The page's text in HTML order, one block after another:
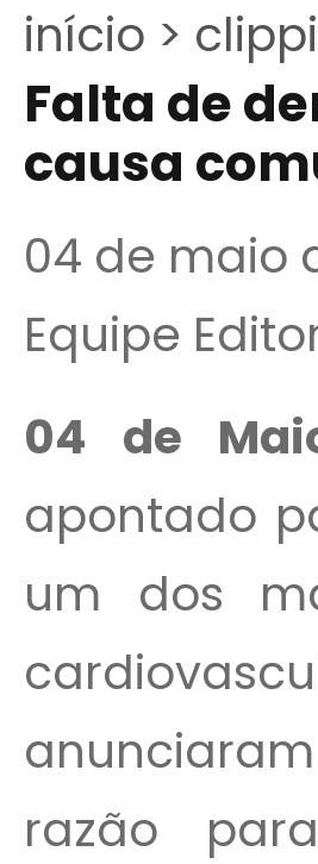
início >
Falta de
causa
04 de maio
Equipe
04 de
apontado
um dos
razão